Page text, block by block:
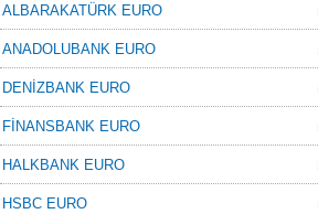
ALBARAKATÜRK EURO
ANADOLUBANK EURO
DENİZBANK EURO
FİNANSBANK EURO
HALKBANK EURO
HSBC EURO